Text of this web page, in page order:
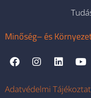
Minőség– és
Adatvédelmi